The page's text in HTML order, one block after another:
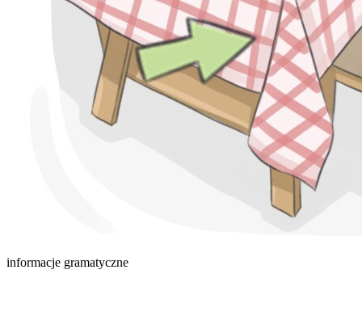
informacje gramatyczne